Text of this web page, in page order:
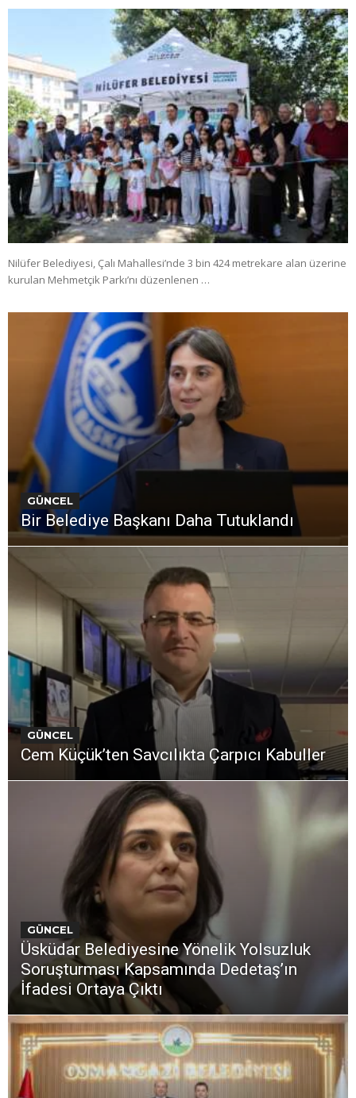
Nilüfer Belediyesi, Çalı Mahallesi’nde 3 bin 424 metrekare alan üzerine
kurulan Mehmetçik Parkı’nı düzenlenen …
GÜNCEL
Bir Belediye Başkanı Daha Tutuklandı
GÜNCEL
Cem Küçük’ten Savcılıkta Çarpıcı Kabuller
GÜNCEL
Üsküdar Belediyesine Yönelik Yolsuzluk
Soruşturması Kapsamında Dedetaş’ın
İfadesi Ortaya Çıktı